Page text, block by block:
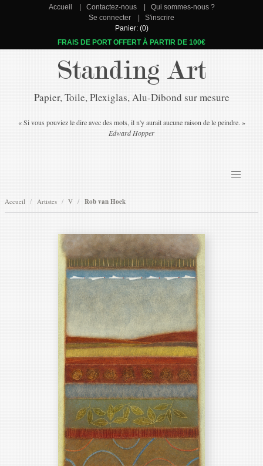
Accueil Contactez-nous
Qui sommes-nous ?
Se connecter
S'inscrire
Panier: (0)
FRAIS DE PORT OFFERT À PARTIR DE 100€
Standing Art
Papier, Toile, Plexiglas, Alu-Dibond sur mesure
« Si vous pouviez le dire avec des mots, il n'y aurait aucune raison de le peindre. »
Edward Hopper
Accueil Artistes V Rob van Hoek